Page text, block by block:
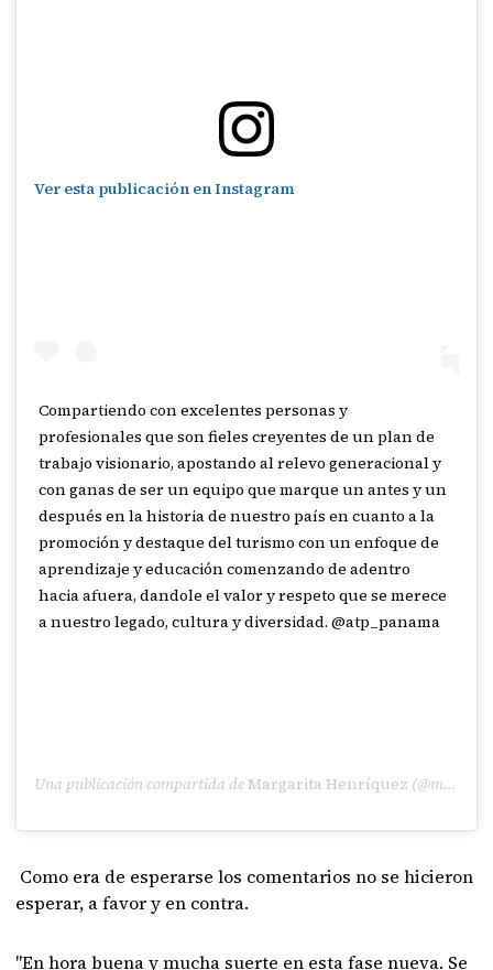
Ver esta publicación en Instagram
Compartiendo con excelentes personas y
profesionales que son fieles creyentes de un plan de
trabajo visionario, apostando al relevo generacional y
con ganas de ser un equipo que marque un antes y un
después en la historia de nuestro país en cuanto a la
promoción y destaque del turismo con un enfoque de
aprendizaje y educación comenzando de adentro
hacia afuera, dandole el valor y respeto que se merece
a nuestro legado, cultura y diversidad. @atp_panama
Una publicación compartida deMargarita Henríquez (@margaritahenriquez507) el
Como era de esperarse los comentarios no se hicieron
esperar, a favor y en contra.
"En hora buena y mucha suerte en esta fase nueva. Se